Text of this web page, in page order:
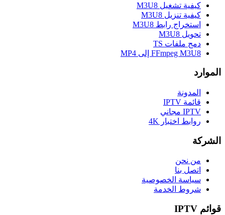
كيفية تشغيل M3U8
كيفية تنزيل M3U8
استخراج رابط M3U8
تحويل M3U8
دمج ملفات TS
FFmpeg M3U8 إلى MP4
الموارد
المدونة
قائمة IPTV
IPTV مجاني
روابط اختبار 4K
الشركة
من نحن
اتصل بنا
سياسة الخصوصية
شروط الخدمة
قوائم IPTV